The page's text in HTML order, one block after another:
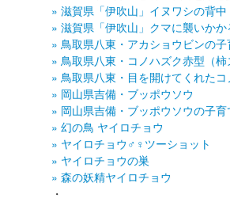
» 滋賀県「伊吹山」イヌワシの背中
» 滋賀県「伊吹山」クマに襲いか
» 鳥取県八東・アカショウビンの子
» 鳥取県八東・コノハズク赤型（柿
» 鳥取県八東・目を開けてくれたコ
» 岡山県吉備・ブッポウソウ
» 岡山県吉備・ブッポウソウの子育
» 幻の鳥 ヤイロチョウ
» ヤイロチョウ♂♀ツーショット
» ヤイロチョウの巣
» 森の妖精ヤイロチョウ
・